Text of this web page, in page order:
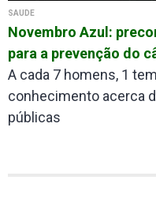
SAÚDE
Novembro Azul:
para a prevenção do
A cada 7 homens, 1
conhecimento acerca
públicas